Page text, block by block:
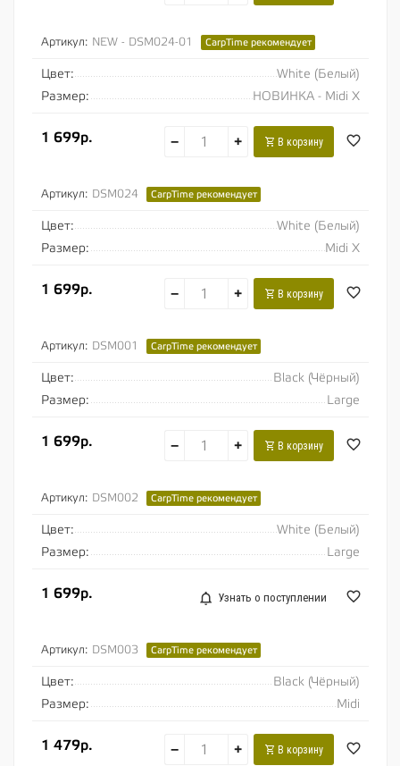
Артикул: NEW - DSM024-01 CarpTime рекомендует
Цвет:
White (Белый)
Размер:
НОВИНКА - Midi X
1 699р. − + В корзину
Артикул: DSM024 CarpTime рекомендует
Цвет:
White (Белый)
Размер:
Midi X
1 699р. − + В корзину
Артикул: DSM001 CarpTime рекомендует
Цвет:
Black (Чёрный)
Размер:
Large
1 699р. − + В корзину
Артикул: DSM002 CarpTime рекомендует
Цвет:
White (Белый)
Размер:
Large
1 699р. Узнать о поступлении
Артикул: DSM003 CarpTime рекомендует
Цвет:
Black (Чёрный)
Размер:
Midi
1 479р. − + В корзину